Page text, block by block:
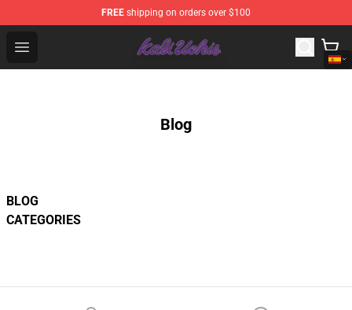
FREE shipping on orders over $100
Open menu
Kali Uchis Store - Official Kali Uchis Merchandise Shop
Blog
BLOG
CATEGORIES